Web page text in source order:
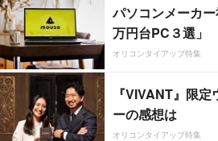
パソコンメーカ
万円台PC３選」
オリコンタイアップ特集
『VIVANT』限
ーの感想は
オリコンタイアップ特集